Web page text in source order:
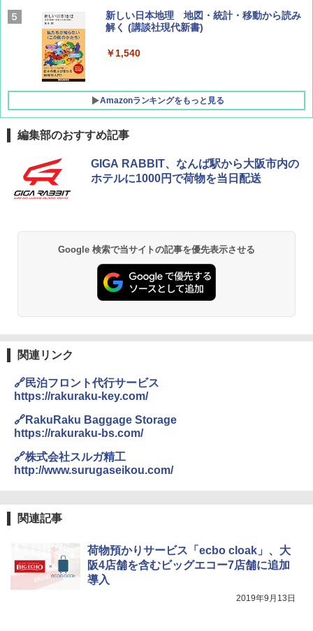
BE-PAL(ビ-パル) 2026年 9 月号【特別付録:
SOTO ミニマル"旅"財布 ランダム2種】
￥1,500
新しい日本地理 地図・統計・移動から読み
解く (講談社現代新書)
￥1,540
Amazonランキングをもっと見る
[キャンパーズコレクション 山善] ポップアッ
プテント 傘みたいに広げて畳める パッとサ
ッとサンシェード キューブ フルクローズ メ
￥6,832
PYKES PEAK (パイクスピーク) 着替えテン
ト プライバシー テント 【中が透けない】 1
人用 折りたたみ 防災グッズ 災害用トイレ ビ
易 トイレテント (オリーブ)
ENDLESS BASE 《めざましテレビで紹介》
テント ワンタッチ RENEW 幅200 2-3人用 43
￥5,499
[キャンパーズコレクション 山善] 傘みたいに
￥8,991
Coleman(コールマン) ツーリングドーム/LD
X 2人用 3人用 キャンプ アウトドア フェス
BUNDOK(バンドック)ソロ ドーム 1 EX BDK
-08EX カーキ ソロキャンプ ポリエステル フ
レーム テント
GRANDOOR ステンレス保冷剤 2個セット 2
コンパクト 保冷力長持ち
￥6,459
ポインターライト 強力 小型 緑色/赤色/青紫色
USB充電式 高精度 超長距離照射 長時間使用
可能 安全ロック付き 高安全性 金属製耐久 コ
ンパクト多機能設計 持ち運び便利 アウトド
電動エアーポンプ SUP用 20PSI 電動ポンプ
ゴムボート 空気入れ 空気抜き 自動停止 過熱
保護 日光可読lcd 7種類ノズル付き
編集部のおすすめ記事
GIGA RABBIT、なんば駅から大阪市内の
ホテルに1000円で荷物を当日配送
Google 検索で当サイトの記事を優先表示させる
関連リンク
🔗民泊フロント代行サービス
https://rakuraku-key.com/
🔗RakuRaku Baggage Storage
https://rakuraku-bs.com/
🔗株式会社スルガ精工
http://www.surugaseikou.com/
関連記事
荷物預かりサービス「ecbo cloak」、大
阪4店舗を含むビッグエコー7店舗に追加
導入
2019年9月13日